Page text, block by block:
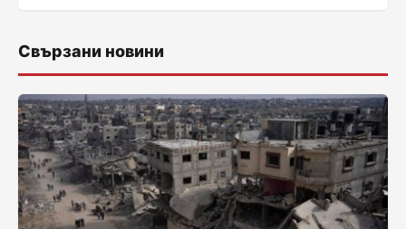
Свързани новини